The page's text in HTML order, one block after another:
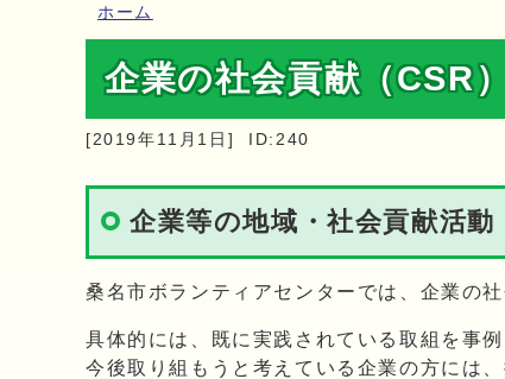
ホーム
企業の社会貢献（CSR
[2019年11月1日] ID:240
企業等の地域・社会貢献活動
桑名市ボランティアセンターでは、企業の
具体的には、既に実践されている取組を事
今後取り組もうと考えている企業の方には